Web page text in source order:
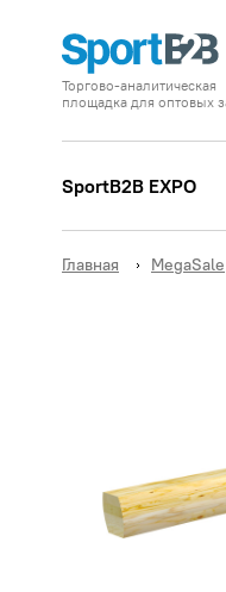
Торгово-аналитическая
площадка для оптовых
SportB2B EXPO
Главная MegaSale